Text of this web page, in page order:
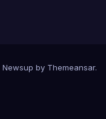
Newsup by Themeansar.